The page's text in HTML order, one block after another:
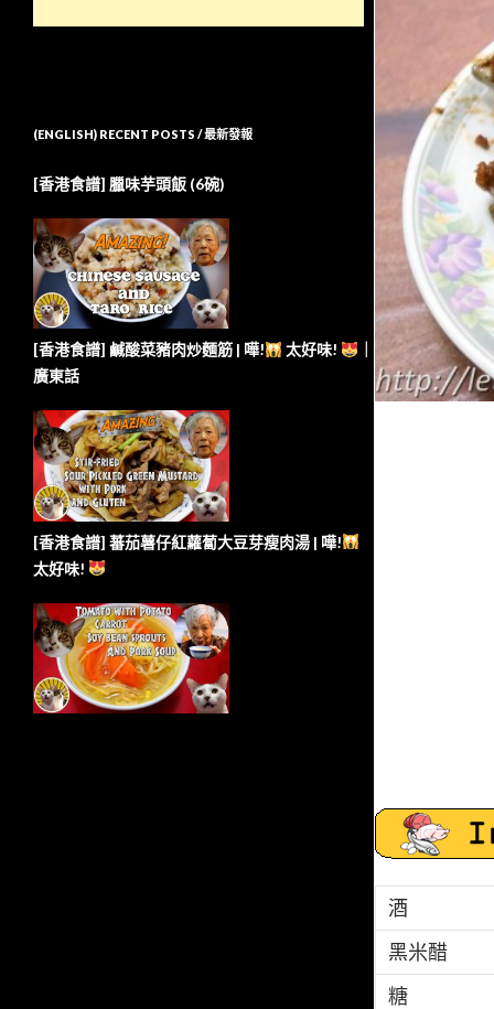
酒
黑米醋
糖
(ENGLISH) RECENT POSTS / 最新發報
[香港食譜] 臘味芋頭飯 (6碗)
[香港食譜] 鹹酸菜豬肉炒麵筋 | 嘩! 太好味!
廣東話
[香港食譜] 蕃茄薯仔紅蘿蔔大豆芽瘦肉湯 | 嘩!
太好味!